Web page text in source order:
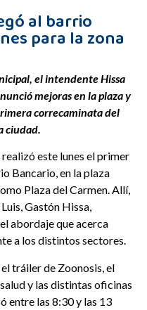
al barrio
para la zona
el intendente Hissa
mejoras en la plaza y
correcaminata del
ciudad.
este lunes el primer
Bancario, en la plaza
Plaza del Carmen. Allí,
Gastón Hissa,
abordaje que acerca
a los distintos sectores.
tráiler de Zoonosis, el
y las distintas oficinas
entre las 8:30 y las 13